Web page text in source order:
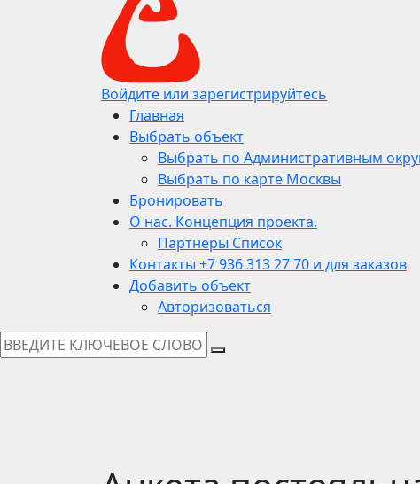
Войдите или зарегистрируйтесь
Главная
Выбрать объект
Выбрать по Административным
Выбрать по карте Москвы
Бронировать
О нас. Концепция проекта.
Партнеры Список
Контакты +7 936 313 27 70 и для заказов
Добавить объект
Авторизоваться